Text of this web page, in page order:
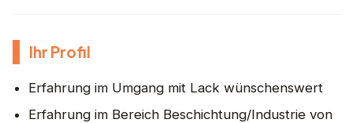
Ihr Profil
Erfahrung im Umgang mit Lack wünschenswert
Erfahrung im Bereich Beschichtung/Industrie von